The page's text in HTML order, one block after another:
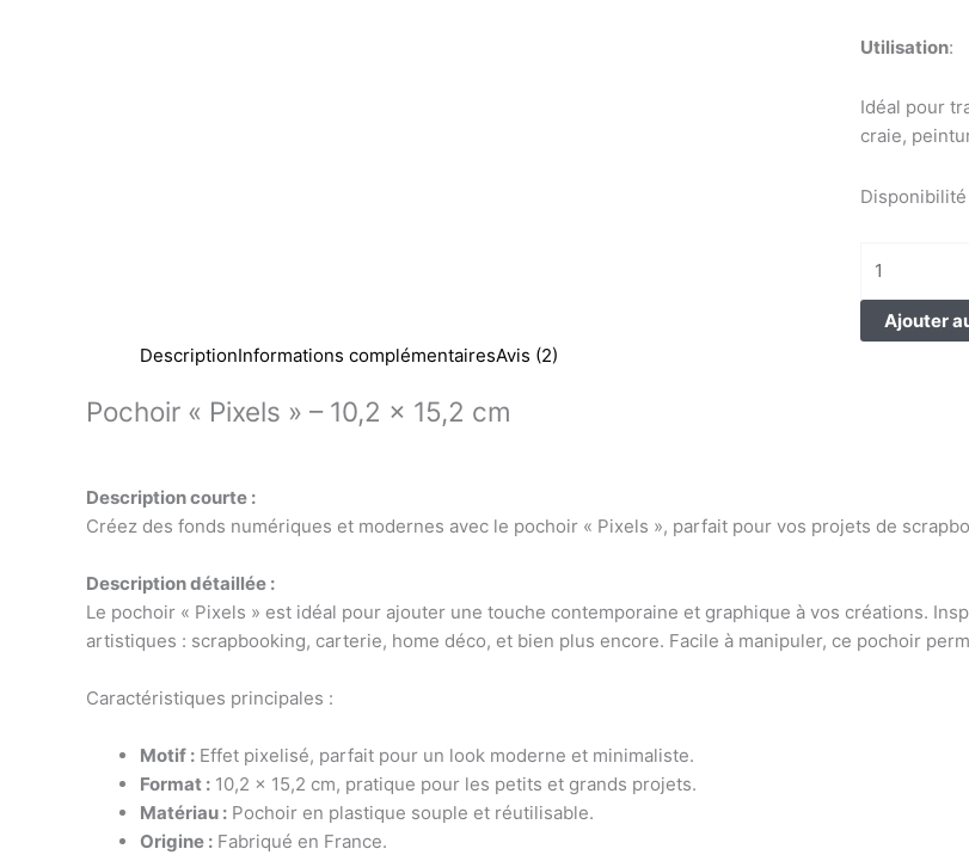
Utilisation:
Idéal pour
craie,
Disponibilité
Ajouter
DescriptionInformations complémentairesAvis (2)
Pochoir « Pixels » – 10,2 x 15,2 cm
Description courte :
Créez des fonds numériques et modernes avec le pochoir « Pixels », parfait pour vos projets de
Description détaillée :
Le pochoir « Pixels » est idéal pour ajouter une touche contemporaine et graphique à vos créations.
artistiques : scrapbooking, carterie, home déco, et bien plus encore. Facile à manipuler, ce pochoir
Caractéristiques principales :
Motif : Effet pixelisé, parfait pour un look moderne et minimaliste.
Format : 10,2 x 15,2 cm, pratique pour les petits et grands projets.
Matériau : Pochoir en plastique souple et réutilisable.
Origine : Fabriqué en France.